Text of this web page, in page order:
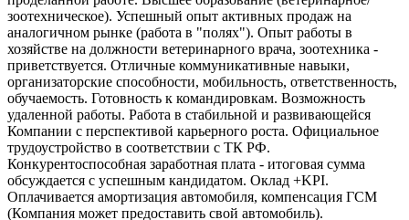
зоотехническое). Успешный опыт активных продаж на
аналогичном рынке (работа в "полях"). Опыт работы в
хозяйстве на должности ветеринарного врача, зоотехника -
приветствуется. Отличные коммуникативные навыки,
организаторские способности, мобильность, ответственность,
обучаемость. Готовность к командировкам. Возможность
удаленной работы. Работа в стабильной и развивающейся
Компании с перспективой карьерного роста. Официальное
трудоустройство в соответствии с ТК РФ.
Конкурентоспособная заработная плата - итоговая сумма
обсуждается с успешным кандидатом. Оклад +KPI.
Оплачивается амортизация автомобиля, компенсация ГСМ
(Компания может предоставить свой автомобиль).